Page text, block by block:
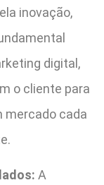
inovação,
digital,
o cliente para
mercado cada
A